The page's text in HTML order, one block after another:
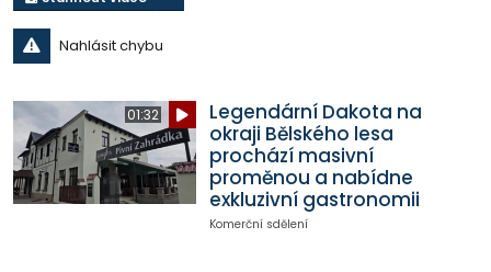
Nahlásit chybu
01:32
Legendární Dakota na
okraji Bělského lesa
prochází masivní
proměnou a nabídne
exkluzivní gastronomii
Komerční sdělení